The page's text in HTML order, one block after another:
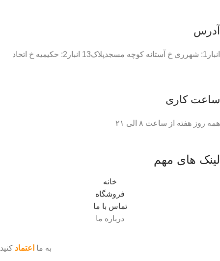
آدرس
انبار1: شهرری خ آستانه کوچه مسجدپلاک13 انبار2: حکیمیه خ اتحاد
ساعت کاری
همه روز هفته از ساعت ٨ الی ۲۱
لینک های مهم
خانه
فروشگاه
تماس با ما
درباره ما
به ما اعتماد کنید